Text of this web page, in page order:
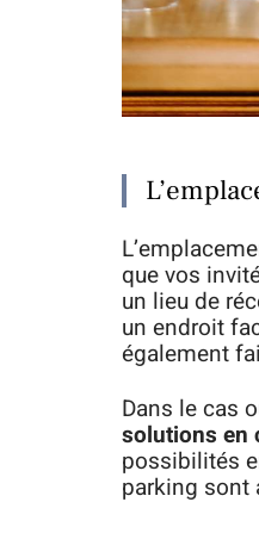
que vos
un lieu de
un endroit
également
Dans le cas
solutions en
possibilités
parking sont